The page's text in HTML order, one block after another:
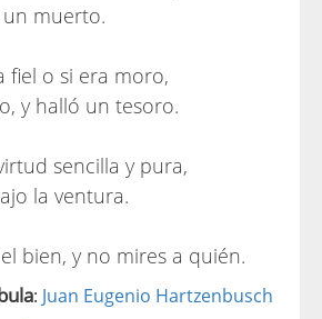
muerto.
fiel o si era moro,
y halló un tesoro.
sencilla y pura,
la ventura.
bien, y no mires a quién.
: Juan Eugenio Hartzenbusch